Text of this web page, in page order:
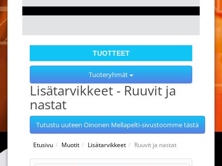
TUOTTEET
Tuoteryhmät
Lisätarvikkeet - Ruuvit ja
nastat
Tutustu uuteen Oinonen Mellapelti-sivustoomme tästä
Etusivu Muotit Lisätarvikkeet Ruuvit ja nastat